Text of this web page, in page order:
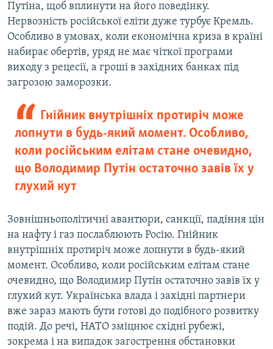
Путіна, щоб вплинути на його поведінку.
Нервозність російської еліти дуже турбує Кремль.
Особливо в умовах, коли економічна криза в країні
набирає обертів, уряд не має чіткої програми
виходу з рецесії, а гроші в західних банках під
загрозою заморозки.
Гнійник внутрішніх протиріч може
лопнути в будь-який момент. Особливо,
коли російським елітам стане очевидно,
що Володимир Путін остаточно завів їх у
глухий кут
Зовнішньополітичні авантюри, санкції, падіння цін
на нафту і газ послаблюють Росію. Гнійник
внутрішніх протиріч може лопнути в будь-який
момент. Особливо, коли російським елітам стане
очевидно, що Володимир Путін остаточно завів їх у
глухий кут. Українська влада і західні партнери
вже зараз мають бути готові до подібного розвитку
подій. До речі, НАТО зміцнює східні рубежі,
зокрема і на випадок загострення обстановки